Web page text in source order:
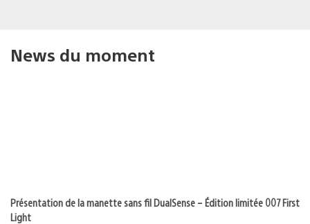
News du moment
Présentation de la manette sans fil DualSense – Édition limitée 007 First
Light